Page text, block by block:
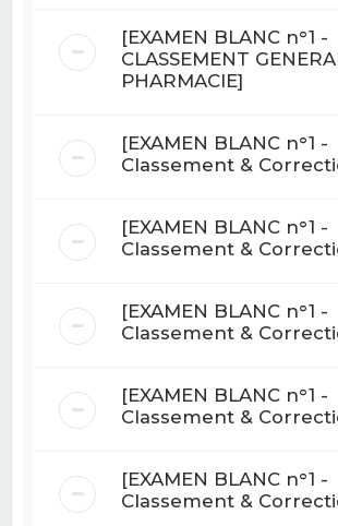
[EXAMEN BLANC n°1 -
CLASSEMENT
PHARMACIE]
[EXAMEN BLANC n°1 -
Classement &
[EXAMEN BLANC n°1 -
Classement &
[EXAMEN BLANC n°1 -
Classement &
[EXAMEN BLANC n°1 -
Classement &
[EXAMEN BLANC n°1 -
Classement &